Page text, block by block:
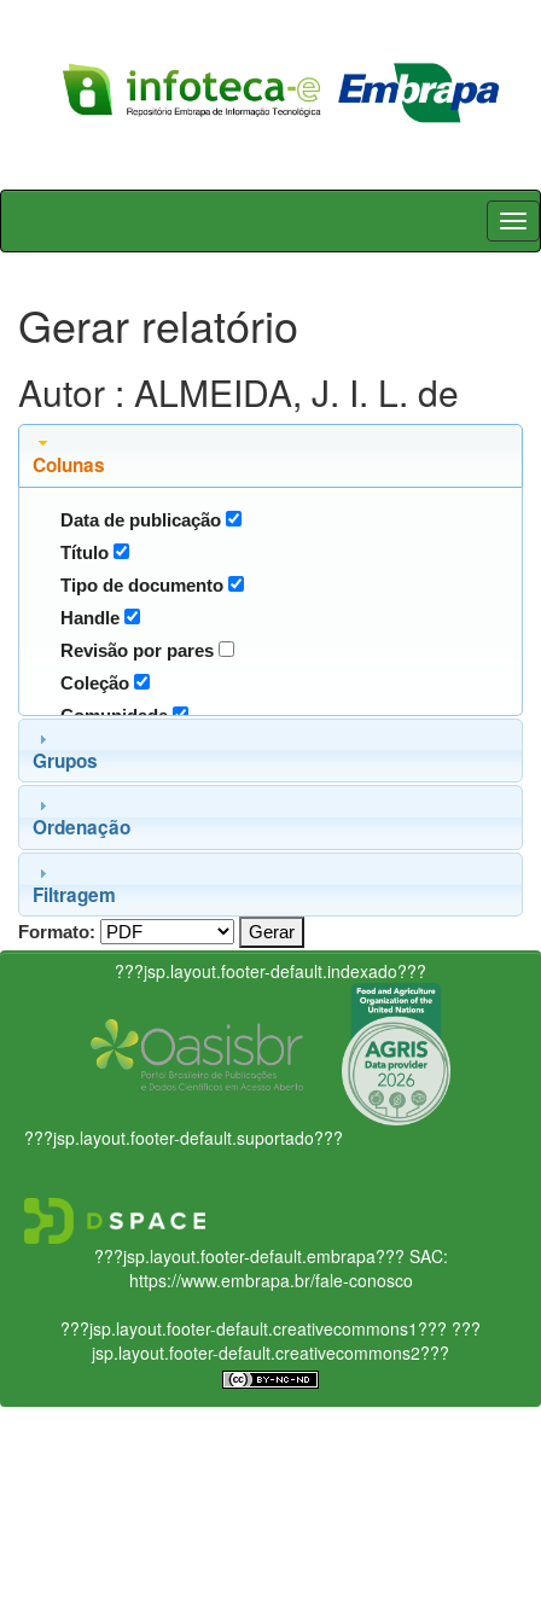
Skip
Gerar relatório
Autor : ALMEIDA, J. I. L. de
Colunas
Data de publicação
Título
Tipo de documento
Handle
Revisão por pares
Coleção
Comunidade
Grupos
Ordenação
Filtragem
Formato:
???jsp.layout.footer-default.indexado???
???jsp.layout.footer-default.suportado???
???jsp.layout.footer-default.embrapa??? SAC:
https://www.embrapa.br/fale-conosco
???jsp.layout.footer-default.creativecommons1??? ???
jsp.layout.footer-default.creativecommons2???